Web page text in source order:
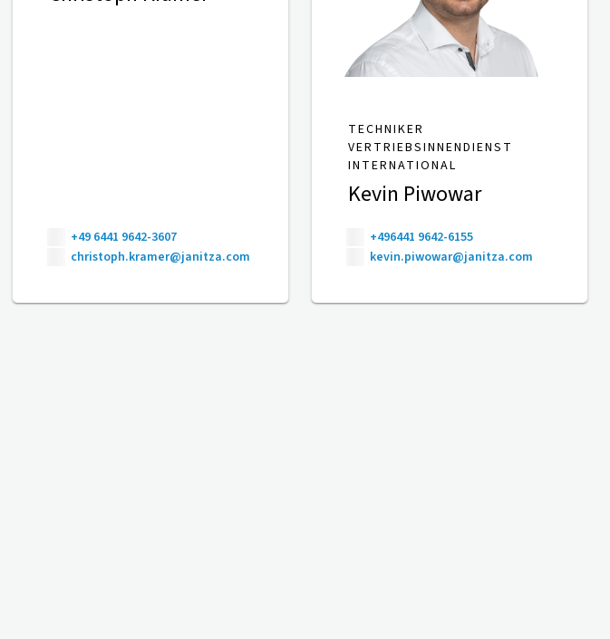
+49 6441 9642-3607
christoph.kramer@janitza.com
TECHNIKER
VERTRIEBSINNENDIENST
INTERNATIONAL
Kevin Piwowar
+496441 9642-6155
kevin.piwowar@janitza.com